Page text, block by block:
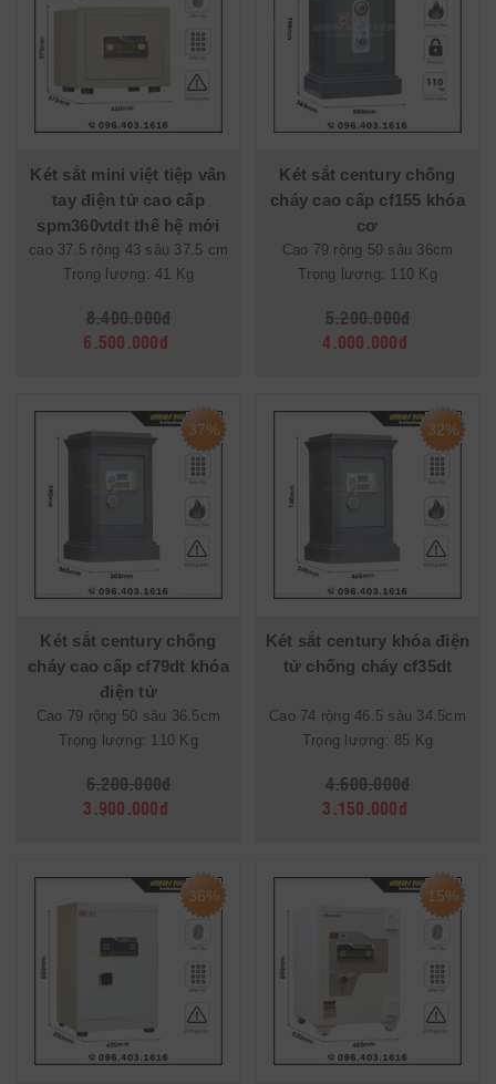
Két sắt mini việt tiệp vân
tay điện tử cao cấp
spm360vtdt thế hệ mới
cao 37.5 rộng 43 sâu 37.5 cm
Trọng lượng: 41 Kg
8.400.000đ
6.500.000đ
Két sắt century chống
cháy cao cấp cf155 khóa
cơ
Cao 79 rộng 50 sâu 36cm
Trọng lượng: 110 Kg
5.200.000đ
4.000.000đ
37%
Két sắt century chống
cháy cao cấp cf79dt khóa
điện tử
Cao 79 rộng 50 sâu 36.5cm
Trọng lượng: 110 Kg
6.200.000đ
3.900.000đ
32%
Két sắt century khóa điện
tử chống cháy cf35dt
Cao 74 rộng 46.5 sâu 34.5cm
Trọng lượng: 85 Kg
4.600.000đ
3.150.000đ
36% 15%